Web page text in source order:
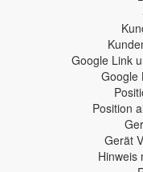
Google Link
Google
Position
Gerät
Hinweis